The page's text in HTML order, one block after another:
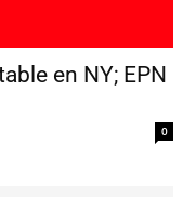
en NY; EPN
0